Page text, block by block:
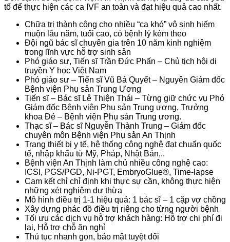
tố để thực hiện các ca IVF an toàn và đạt hiệu quả cao nhất.
Chữa trị thành công cho nhiều “ca khó” vô sinh hiếm
muộn lâu năm, tuổi cao, có bệnh lý kèm theo
Đội ngũ bác sĩ chuyên gia trên 10 năm kinh nghiệm
trong lĩnh vực hỗ trợ sinh sản
Phó giáo sư, Tiến sĩ Trần Đức Phấn – Chủ tịch hội di
truyền Y học Việt Nam
Phó giáo sư – Tiến sĩ Vũ Bá Quyết – Nguyên Giám đốc
Bệnh viện Phụ sản Trung Ương
Tiến sĩ – Bác sĩ Lê Thiện Thái – Từng giữ chức vụ Phó
Giám đốc Bệnh viện Phụ sản Trung ương, Trưởng
khoa Đẻ – Bệnh viện Phụ sản Trung ương.
Thạc sĩ – Bác sĩ Nguyễn Thành Trung – Giám đốc
chuyên môn Bệnh viện Phụ sản An Thịnh
Trang thiết bị y tế, hệ thống công nghệ đạt chuẩn quốc
tế, nhập khẩu từ Mỹ, Pháp, Nhật Bản,..
Bệnh viện An Thịnh làm chủ nhiều công nghệ cao:
ICSI, PGS/PGD, Ni-PGT, EmbryoGlue®, Time-lapse
Cam kết chỉ chỉ định khi thực sự cần, không thực hiện
những xét nghiệm dư thừa
Mô hình điều trị 1-1 hiệu quả: 1 bác sĩ – 1 cặp vợ chồng
Xây dựng phác đồ điều trị riêng cho từng người bệnh
Tối ưu các dịch vụ hỗ trợ khách hàng: Hỗ trợ chi phí đi
lại, Hỗ trợ chỗ ăn nghỉ
Thủ tục nhanh gọn, bảo mật tuyệt đối